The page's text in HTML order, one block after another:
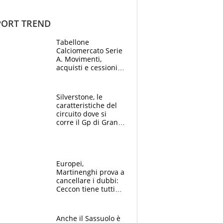
TREND
Tabellone
Calciomercato Serie
A. Movimenti,
acquisti e cessioni:
Silverstone, le
caratteristiche del
circuito dove si
corre il Gp di Gran
Europei,
Martinenghi prova a
cancellare i dubbi:
Ceccon tiene tutti
Curtis
Anche il Sassuolo è